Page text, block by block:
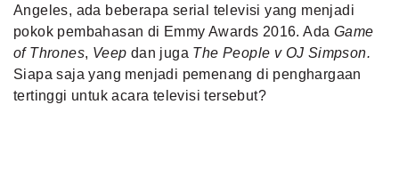
Angeles, ada beberapa serial televisi yang menjadi
pokok pembahasan di Emmy Awards 2016. Ada Game
of Thrones, Veep dan juga The People v OJ Simpson.
Siapa saja yang menjadi pemenang di penghargaan
tertinggi untuk acara televisi tersebut?